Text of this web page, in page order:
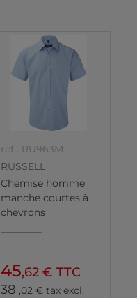
ref : RU963M
RUSSELL
Chemise homme
manche courtes à
chevrons
45,62 € TTC
38 ,02 € tax excl.